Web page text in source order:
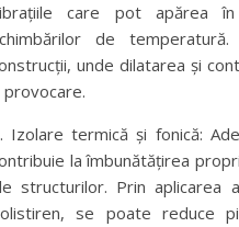
care pot apărea
de
unde dilatarea și
provocare.
Izolare termică și fonică:
la îmbunătățirea
structurilor. Prin aplicarea
se poate reduce